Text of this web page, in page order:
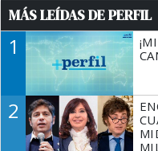
MÁS LEÍDAS DE PERFIL
1
2